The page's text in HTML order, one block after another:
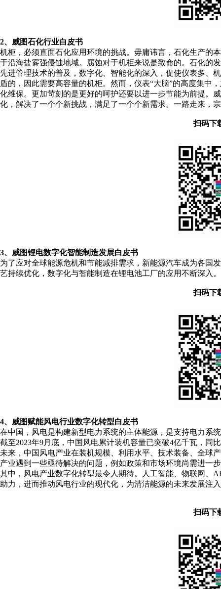
2、威图石化行业白皮书
机柜，必须直面石化应用环境的挑战。毋庸讳言，石化生产的
于沿海盐雾强侵蚀地域。腐蚀对于机柜来说是致命的。石化的
先进管理技术的普及，数字化、智能化的深入，促使仪表多、
盾的，因此需要高容量的机柜。然而，仪表“大脑”的高度集中
化维保。更加苛刻的是更好的呵护还要以进一步节能为前提。
化，解决了一个个新挑战，满足了一个个新需求。一路走来，
扫码下
3、威图锂电数字化智能制造发展白皮书
为了应对全球能源危机和节能减排需求，新能源汽车成为各国
艺持续优化，数字化与智能制造在锂电池工厂的应用不断深入。
扫码下
4、威图赋能风电行业数字化转型白皮书
在中国，风电是构建新型电力系统的主体能源，是支持电力系
截至2023年9月底，中国风电累计装机容量已突破4亿千瓦，同
未来，中国风电产业在装机规模、利用水平、技术装备、全球
产业遇到一些亟待解决的问题，例如政策和市场环境尚需进一
其中，风电产业数字化转型最令人期待。人工智能、物联网、
助力，进而推动风电行业的现代化，为清洁能源的未来发展注
扫码下